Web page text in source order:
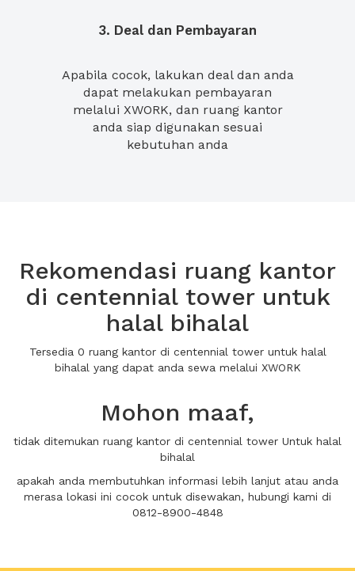
3. Deal dan Pembayaran
Apabila cocok, lakukan deal dan anda
dapat melakukan pembayaran
melalui XWORK, dan ruang kantor
anda siap digunakan sesuai
kebutuhan anda
Rekomendasi ruang kantor
di centennial tower untuk
halal bihalal
Tersedia 0 ruang kantor di centennial tower untuk halal
bihalal yang dapat anda sewa melalui XWORK
Mohon maaf,
tidak ditemukan ruang kantor di centennial tower Untuk halal
bihalal
apakah anda membutuhkan informasi lebih lanjut atau anda
merasa lokasi ini cocok untuk disewakan, hubungi kami di
0812-8900-4848